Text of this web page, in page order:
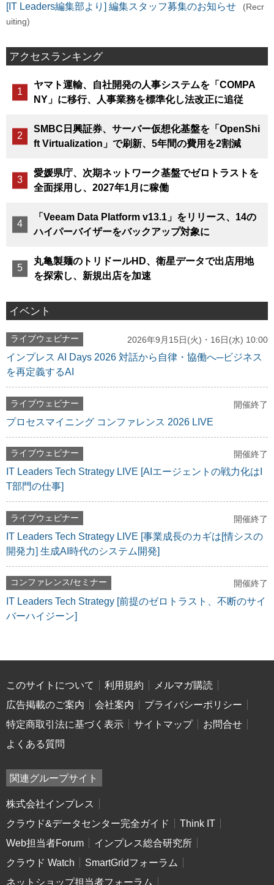
[IT Leaders編集部より] 編集スタッフ募集のお知らせ
(Recr
uiting)
アクセスランキング
ヤマト運輸、自社開発の人事システムを「COMPA
NY」に移行、人事業務を標準化し法改正に追従
SMBC日興証券、サーバー仮想化基盤を「OpenShi
ft Virtualization」で刷新、5年間の費用を2割減
愛媛県庁、次期ネットワーク基盤でゼロトラストを
全面採用し、2027年1月に稼働
「Veeam Data Platform v13.1」をリリース、14の
ハイパーバイザーをバックアップ対象に
丸亀製麺のトリドールHD、衛星データで出店用地
を探索し、新規出店を加速
イベント
ライブウェビナー 2026年9月15日(火)・16日(水) 10:00
インプレス AI Days 2026 対話から自律・協働へ─ビジネス
を再定義するAI
ライブウェビナー 開催終了
プロセスマイニング コンファレンス 2026 LIVE
ライブウェビナー 開催終了
IT Leaders Tech Strategy LIVE [AIエージェントの戦力化はI
T部門の仕事]
ライブウェビナー 開催終了
IT Leaders Tech Strategy LIVE [事業成長のカギは[情シスの
開発力] 生成AI時代のシステム開発]
コンファレンス/セミナー 開催終了
IT Leaders Tech Strategy [前提のゼロトラスト、不断のサイ
バーハイジーン]
このサイトについて 利用規約
メルマガ購読
広告掲載のご案内
会社案内
プライバシーポリシー
特定商取引法に基づく表示
サイトマップ
お問合せ
よくある質問
関連グループサイト
株式会社インプレス
クラウド&データセンター完全ガイド
Think IT
Web担当者Forum
インプレス総合研究所
クラウド Watch
SmartGridフォーラム
ネットショップ担当者フォーラム